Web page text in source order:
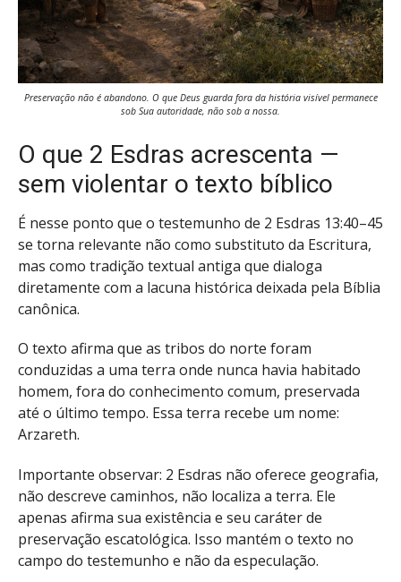
Preservação não é abandono. O que Deus guarda fora da história visível permanece
sob Sua autoridade, não sob a nossa.
O que 2 Esdras acrescenta —
sem violentar o texto bíblico
É nesse ponto que o testemunho de 2 Esdras 13:40–45
se torna relevante não como substituto da Escritura,
mas como tradição textual antiga que dialoga
diretamente com a lacuna histórica deixada pela Bíblia
canônica.
O texto afirma que as tribos do norte foram
conduzidas a uma terra onde nunca havia habitado
homem, fora do conhecimento comum, preservada
até o último tempo. Essa terra recebe um nome:
Arzareth.
Importante observar: 2 Esdras não oferece geografia,
não descreve caminhos, não localiza a terra. Ele
apenas afirma sua existência e seu caráter de
preservação escatológica. Isso mantém o texto no
campo do testemunho e não da especulação.